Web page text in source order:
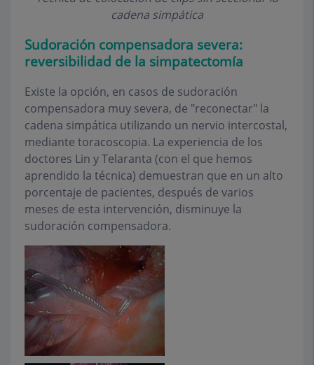
cadena simpática
Sudoración compensadora severa:
reversibilidad de la simpatectomía
Existe la opción, en casos de sudoración
compensadora muy severa, de "reconectar" la
cadena simpática utilizando un nervio intercostal,
mediante toracoscopia. La experiencia de los
doctores Lin y Telaranta (con el que hemos
aprendido la técnica) demuestran que en un alto
porcentaje de pacientes, después de varios
meses de esta intervención, disminuye la
sudoración compensadora.